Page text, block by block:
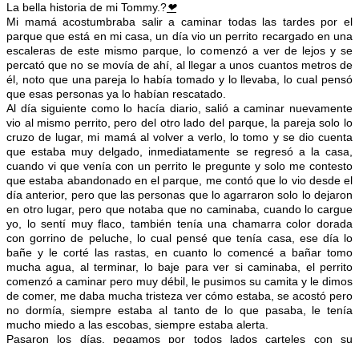
La bella historia de mi Tommy.?❤
Mi mamá acostumbraba salir a caminar todas las tardes por el
parque que está en mi casa, un día vio un perrito recargado en una
escaleras de este mismo parque, lo comenzó a ver de lejos y se
percató que no se movía de ahí, al llegar a unos cuantos metros de
él, noto que una pareja lo había tomado y lo llevaba, lo cual pensó
que esas personas ya lo habían rescatado.
Al día siguiente como lo hacía diario, salió a caminar nuevamente
vio al mismo perrito, pero del otro lado del parque, la pareja solo lo
cruzo de lugar, mi mamá al volver a verlo, lo tomo y se dio cuenta
que estaba muy delgado, inmediatamente se regresó a la casa,
cuando vi que venía con un perrito le pregunte y solo me contesto
que estaba abandonado en el parque, me contó que lo vio desde el
día anterior, pero que las personas que lo agarraron solo lo dejaron
en otro lugar, pero que notaba que no caminaba, cuando lo cargue
yo, lo sentí muy flaco, también tenía una chamarra color dorada
con gorrino de peluche, lo cual pensé que tenía casa, ese día lo
bañe y le corté las rastas, en cuanto lo comencé a bañar tomo
mucha agua, al terminar, lo baje para ver si caminaba, el perrito
comenzó a caminar pero muy débil, le pusimos su camita y le dimos
de comer, me daba mucha tristeza ver cómo estaba, se acostó pero
no dormía, siempre estaba al tanto de lo que pasaba, le tenía
mucho miedo a las escobas, siempre estaba alerta.
Pasaron los días, pegamos por todos lados carteles con su